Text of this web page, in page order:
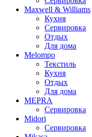
Maxwell & Williams
Кухня
Сервировка
Отдых
Для дома
Melompo
Текстиль
Кухня
Отдых
Для дома
MEPRA
Сервировка
Midori
Сервировка